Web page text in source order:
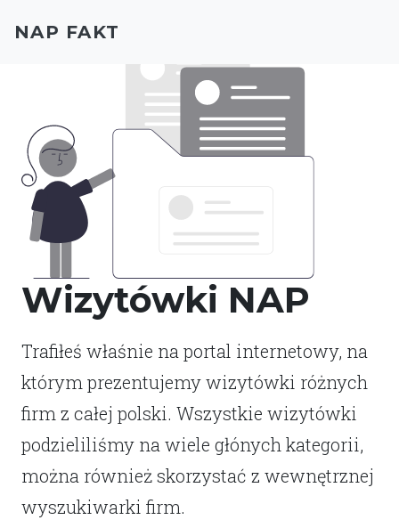
Wizytówki NAP
Trafiłeś właśnie na portal internetowy, na
którym prezentujemy wizytówki różnych
firm z całej polski. Wszystkie wizytówki
podzieliliśmy na wiele głónych kategorii,
można również skorzystać z wewnętrznej
wyszukiwarki firm.
NAP FAKT